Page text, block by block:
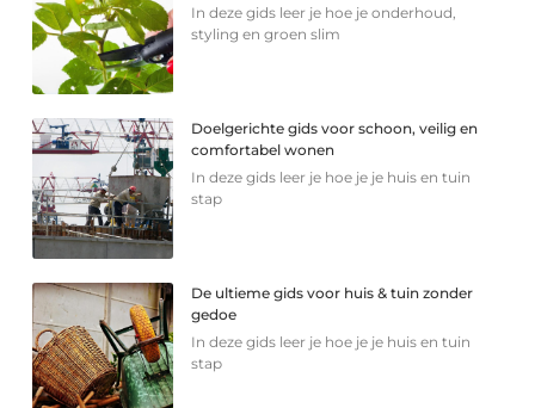
In deze gids leer je hoe je onderhoud,
styling en groen slim
Doelgerichte gids voor schoon, veilig en
comfortabel wonen
In deze gids leer je hoe je je huis en tuin
stap
De ultieme gids voor huis & tuin zonder
gedoe
In deze gids leer je hoe je je huis en tuin
stap